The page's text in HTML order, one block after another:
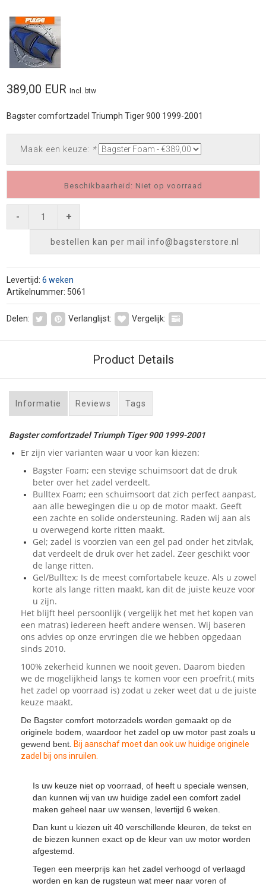
389,00 EUR Incl. btw
Bagster comfortzadel Triumph Tiger 900 1999-2001
Maak een keuze: *
Beschikbaarheid: Niet op voorraad
- +
bestellen kan per mail info@bagsterstore.nl
Levertijd: 6 weken
Artikelnummer: 5061
Delen: Verlanglijst: Vergelijk:
Product Details
Informatie Reviews Tags
Bagster comfortzadel Triumph Tiger 900 1999-2001
Er zijn vier varianten waar u voor kan kiezen:
Bagster Foam; een stevige schuimsoort dat de druk
beter over het zadel verdeelt.
Bulltex Foam; een schuimsoort dat zich perfect aanpast,
aan alle bewegingen die u op de motor maakt. Geeft
een zachte en solide ondersteuning. Raden wij aan als
u overwegend korte ritten maakt.
Gel; zadel is voorzien van een gel pad onder het zitvlak,
dat verdeelt de druk over het zadel. Zeer geschikt voor
de lange ritten.
Gel/Bulltex; Is de meest comfortabele keuze. Als u zowel
korte als lange ritten maakt, kan dit de juiste keuze voor
u zijn.
Het blijft heel persoonlijk ( vergelijk het met het kopen van
een matras) iedereen heeft andere wensen. Wij baseren
ons advies op onze ervringen die we hebben opgedaan
sinds 2010.
100% zekerheid kunnen we nooit geven. Daarom bieden
we de mogelijkheid langs te komen voor een proefrit.( mits
het zadel op voorraad is) zodat u zeker weet dat u de juiste
keuze maakt.
De Bagster comfort motorzadels worden gemaakt op de
originele bodem, waardoor het zadel op uw motor past zoals u
gewend bent. Bij aanschaf moet dan ook uw huidige originele
zadel bij ons inruilen.
Is uw keuze niet op voorraad, of heeft u speciale wensen,
dan kunnen wij van uw huidige zadel een comfort zadel
maken geheel naar uw wensen, levertijd 6 weken.
Dan kunt u kiezen uit 40 verschillende kleuren, de tekst en
de biezen kunnen exact op de kleur van uw motor worden
afgestemd.
Tegen een meerprijs kan het zadel verhoogd of verlaagd
worden en kan de rugsteun wat meer naar voren of